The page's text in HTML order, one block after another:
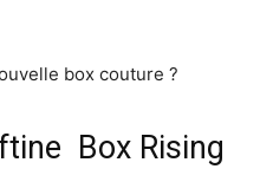
box couture ?
Box Rising